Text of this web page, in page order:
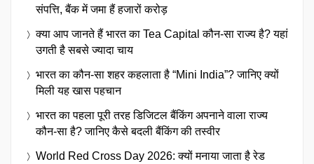
संपत्ति, बैंक में जमा हैं हजारों करोड़
क्या आप जानते हैं भारत का Tea Capital कौन-सा राज्य है? यहां
उगती है सबसे ज्यादा चाय
भारत का कौन-सा शहर कहलाता है “Mini India”? जानिए क्यों
मिली यह खास पहचान
भारत का पहला पूरी तरह डिजिटल बैंकिंग अपनाने वाला राज्य
कौन-सा है? जानिए कैसे बदली बैंकिंग की तस्वीर
World Red Cross Day 2026: क्यों मनाया जाता है रेड